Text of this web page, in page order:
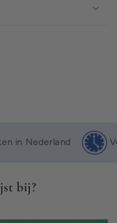
in Nederland
bij?